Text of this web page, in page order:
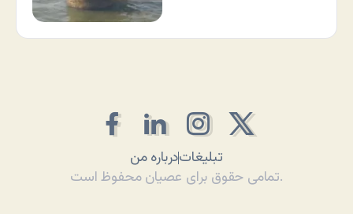
درباره منتبلیغات
تمامی حقوق برای عصیان محفوظ است.